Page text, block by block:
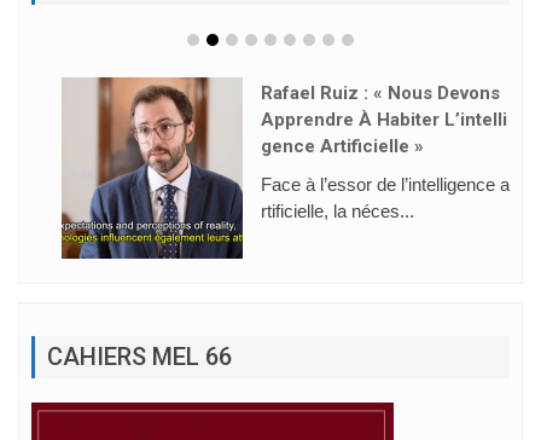
Rafael Ruiz : « Nous Devons
Apprendre À Habiter L’intelli
Gence Artificielle »
Face à l’essor de l’intelligence a
rtificielle, la néces...
CAHIERS MEL 66